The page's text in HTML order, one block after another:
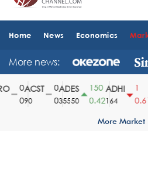
Home News Economics
More news:
ACST
90
ADES
35550
150
0.42
ADHI
164
0.61
More Market